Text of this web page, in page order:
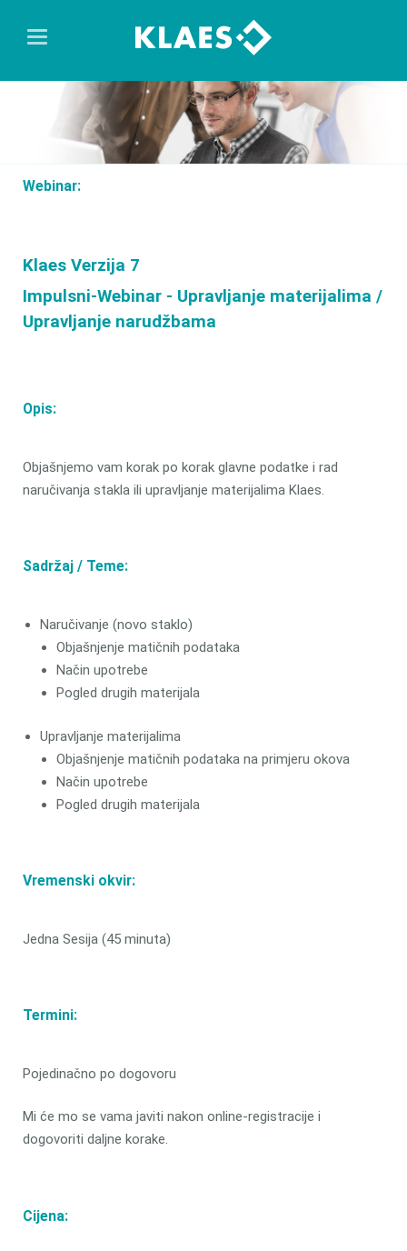
Webinar:
Klaes Verzija 7
Impulsni-Webinar - Upravljanje materijalima /
Upravljanje narudžbama
Opis:
Objašnjemo vam korak po korak glavne podatke i rad
naručivanja stakla ili upravljanje materijalima Klaes.
Sadržaj / Teme:
Naručivanje (novo staklo)
Objašnjenje matičnih podataka
Način upotrebe
Pogled drugih materijala
Upravljanje materijalima
Objašnjenje matičnih podataka na primjeru okova
Način upotrebe
Pogled drugih materijala
Vremenski okvir:
Jedna Sesija (45 minuta)
Termini:
Pojedinačno po dogovoru
Mi će mo se vama javiti nakon online-registracije i
dogovoriti daljne korake.
Cijena: